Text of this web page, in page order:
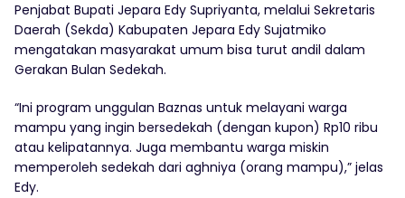
Penjabat Bupati Jepara Edy Supriyanta, melalui Sekretaris
Daerah (Sekda) Kabupaten Jepara Edy Sujatmiko
mengatakan masyarakat umum bisa turut andil dalam
Gerakan Bulan Sedekah.
“Ini program unggulan Baznas untuk melayani warga
mampu yang ingin bersedekah (dengan kupon) Rp10 ribu
atau kelipatannya. Juga membantu warga miskin
memperoleh sedekah dari aghniya (orang mampu),” jelas
Edy.